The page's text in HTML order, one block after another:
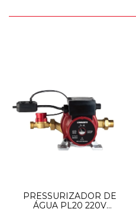
PRESSURIZADOR DE
ÁGUA PL20 220V